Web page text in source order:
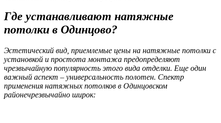
Где устанавливают натяжные
потолки в Одинцово?
Эстетический вид, приемлемые цены на натяжные потолки с
установкой и простота монтажа предопределяют
чрезвычайную популярность этого вида отделки. Еще один
важный аспект – универсальность полотен. Спектр
применения натяжных потолков в Одинцовском
районечрезвычайно широк: